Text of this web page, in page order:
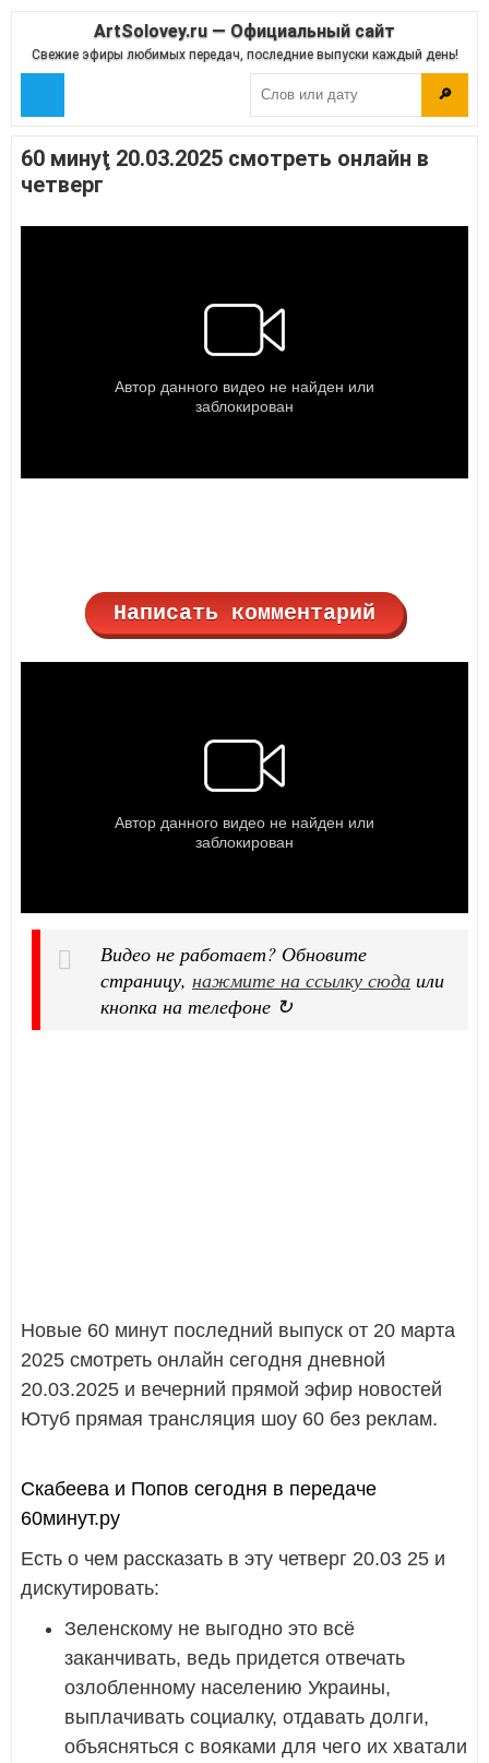
ArtSolovey.ru — Официальный сайт
Свежие эфиры любимых передач, последние выпуски каждый день!
🔎
60 минуţ 20.03.2025 смотреть онлайн в
четверг
Написать комментарий
Видео не работает? Обновите
страницу, нажмите на ссылку сюда или
кнопка на телефоне ↻
Новые 60 минут последний выпуск от 20 марта
2025 смотреть онлайн сегодня дневной
20.03.2025 и вечерний прямой эфир новостей
Ютуб прямая трансляция шоу 60 без реклам.
Скабеева и Попов сегодня в передаче
60минут.ру
Есть о чем рассказать в эту четверг 20.03 25 и
дискутировать:
Зеленскому не выгодно это всё
заканчивать, ведь придется отвечать
озлобленному населению Украины,
выплачивать социалку, отдавать долги,
объясняться с вояками для чего их хватали